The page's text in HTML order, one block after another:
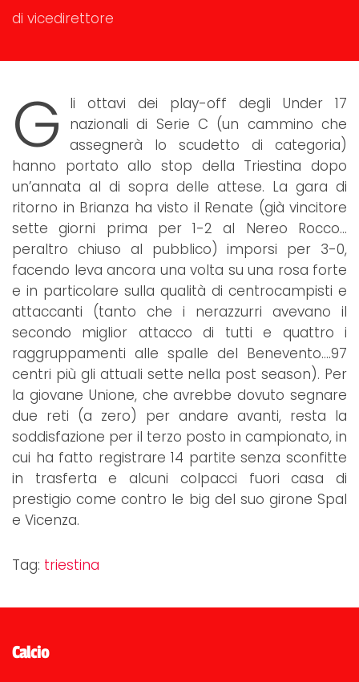
di vicedirettore
G
li ottavi dei play-off degli Under 17
nazionali di Serie C (un cammino che
assegnerà lo scudetto di categoria)
hanno portato allo stop della Triestina dopo
un’annata al di sopra delle attese. La gara di
ritorno in Brianza ha visto il Renate (già vincitore
sette giorni prima per 1-2 al Nereo Rocco…
peraltro chiuso al pubblico) imporsi per 3-0,
facendo leva ancora una volta su una rosa forte
e in particolare sulla qualità di centrocampisti e
attaccanti (tanto che i nerazzurri avevano il
secondo miglior attacco di tutti e quattro i
raggruppamenti alle spalle del Benevento….97
centri più gli attuali sette nella post season). Per
la giovane Unione, che avrebbe dovuto segnare
due reti (a zero) per andare avanti, resta la
soddisfazione per il terzo posto in campionato, in
cui ha fatto registrare 14 partite senza sconfitte
in trasferta e alcuni colpacci fuori casa di
prestigio come contro le big del suo girone Spal
e Vicenza.
Tag: triestina
Calcio